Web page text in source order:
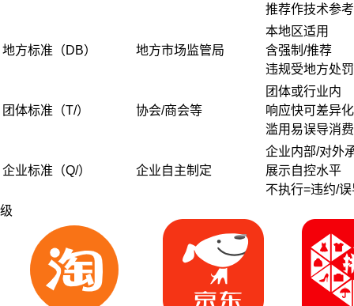
推荐作技术参考
地方标准（DB） 地方市场监管局
本地区适用
含强制/推荐
违规受地方处罚
团体标准（T/） 协会/商会等
团体或行业内
响应快可差异化
滥用易误导消
企业标准（Q/） 企业自主制定
企业内部/对外
展示自控水平
不执行=违约/
级